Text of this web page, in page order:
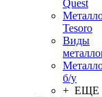
Quest
Tesoro
Виды
б/у
+ ЕЩЕ